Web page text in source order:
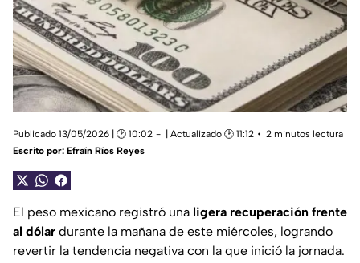
Publicado 13/05/2026 | 🕑 10:02 | Actualizado 🕑 11:12
2 minutos lectura
Escrito por: Efraín Ríos Reyes
El peso mexicano registró una ligera recuperación frente
al dólar durante la mañana de este miércoles, logrando
revertir la tendencia negativa con la que inició la jornada.